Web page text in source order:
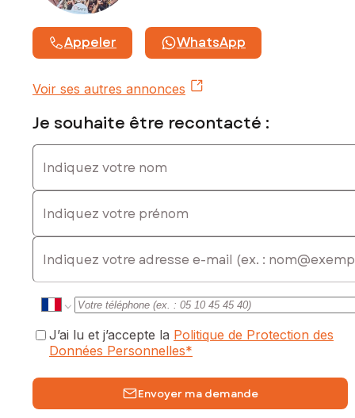
commercial immatriculé au RSAC de Auxerre sous le numéro
Appeler WhatsApp
Voir ses autres annonces
Je souhaite être recontacté :
Indiquez votre nom
Indiquez votre prénom
E-mail
J’ai lu et j’accepte la Politique de Protection des
Données Personnelles*
Envoyer ma demande